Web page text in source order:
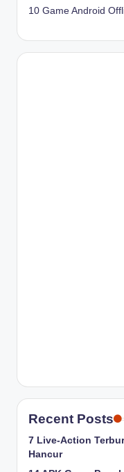
10 Game Android
Recent Posts
7 Live-Action
Hancur